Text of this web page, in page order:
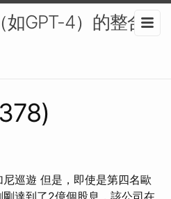
如GPT-4）的整合
巡遊 但是，即使是第四名歐
達到了2億個股息，該公司在